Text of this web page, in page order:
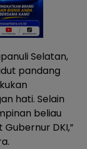
Selatan,
pandang
hati. Selain
beliau
DKI,”